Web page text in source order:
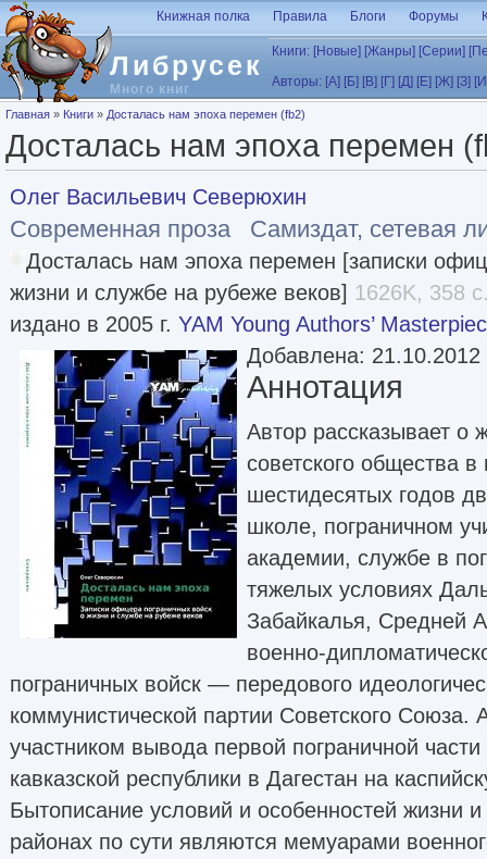
Перейти к основному содержанию
Либрусек
Много книг
Книжная полка Правила Блоги Форумы
Книги: [Новые] [Жанры] [Серии]
Авторы: [А] [Б] [В] [Г] [Д] [Е] [Ж] [З]
Вы здесь
Главная » Книги » Досталась нам эпоха перемен (fb2)
Досталась нам эпоха перемен
Олег Васильевич Северюхин
Современная проза Самиздат, сетевая
Досталась нам эпоха перемен [записки
жизни и службе на рубеже веков] 1626K, 358
издано в 2005 г. YAM Young Authors’
Добавлена: 21.10.2012
Аннотация
Автор рассказывает о
советского общества
шестидесятых годов
школе, пограничном
академии, службе в
тяжелых условиях
Забайкалья, Средней
военно-
пограничных войск — передового
коммунистической партии Советского Союза.
участником вывода первой пограничной
кавказской республики в Дагестан на
Бытописание условий и особенностей жизни
районах по сути являются мемуарами